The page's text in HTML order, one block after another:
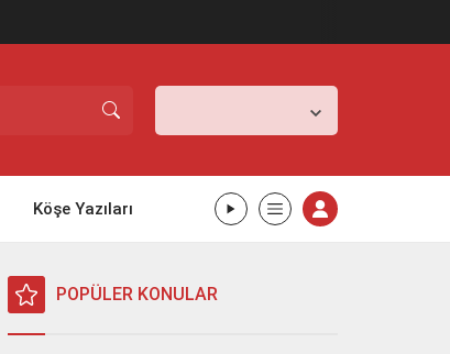
Köşe Yazıları
POPÜLER KONULAR